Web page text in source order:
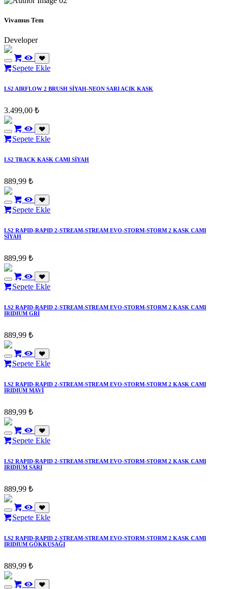
Vivamus Tem
Developer
Sepete Ekle
LS2 AIRFLOW 2 BRUSH SİYAH-NEON SARI AÇIK KASK
3.499,00 ₺
Sepete Ekle
LS2 TRACK KASK CAMI SİYAH
889,99 ₺
Sepete Ekle
LS2 RAPID-RAPID 2-STREAM-STREAM EVO-STORM-STORM 2 KASK CAMI
SİYAH
889,99 ₺
Sepete Ekle
LS2 RAPID-RAPID 2-STREAM-STREAM EVO-STORM-STORM 2 KASK CAMI
IRIDIUM GRİ
889,99 ₺
Sepete Ekle
LS2 RAPID-RAPID 2-STREAM-STREAM EVO-STORM-STORM 2 KASK CAMI
IRIDIUM MAVİ
889,99 ₺
Sepete Ekle
LS2 RAPID-RAPID 2-STREAM-STREAM EVO-STORM-STORM 2 KASK CAMI
IRIDIUM SARI
889,99 ₺
Sepete Ekle
LS2 RAPID-RAPID 2-STREAM-STREAM EVO-STORM-STORM 2 KASK CAMI
IRIDIUM GÖKKUŞAĞI
889,99 ₺